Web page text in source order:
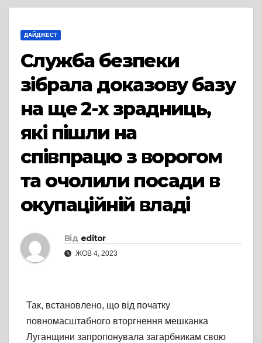
ДАЙДЖЕСТ
Служба безпеки
зібрала доказову базу
на ще 2-х зрадниць,
які пішли на
співпрацю з ворогом
та очолили посади в
окупаційній владі
Від editor
ЖОВ 4, 2023
Так, встановлено, що від початку
повномасштабного вторгнення мешканка
Луганщини запропонувала загарбникам свою